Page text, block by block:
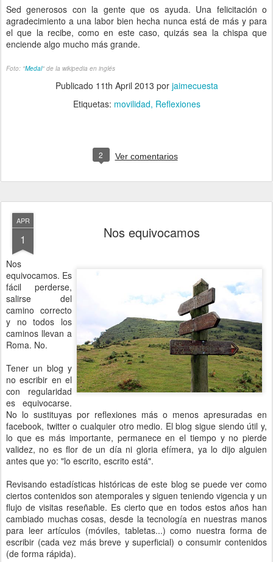
Sed generosos con la gente que os ayuda. Una felicitación o
agradecimiento a una labor bien hecha nunca está de más y para
el que la recibe, como en este caso, quizás sea la chispa que
enciende algo mucho más grande.
Foto: "Medal" de la wikipedia en inglés
Publicado 11th April 2013 por jaimecuesta
Etiquetas: movilidad Reflexiones
2 Ver comentarios
APR
1 Nos equivocamos
Nos
equivocamos. Es
fácil perderse,
salirse del
camino correcto
y no todos los
caminos llevan a
Roma. No.
Tener un blog y
no escribir en el
con regularidad
es equivocarse.
No lo sustituyas por reflexiones más o menos apresuradas en
facebook, twitter o cualquier otro medio. El blog sigue siendo útil y,
lo que es más importante, permanece en el tiempo y no pierde
validez, no es flor de un día ni gloria efímera, ya lo dijo alguien
antes que yo: "lo escrito, escrito está".
Revisando estadísticas históricas de este blog se puede ver como
ciertos contenidos son atemporales y siguen teniendo vigencia y un
flujo de visitas reseñable. Es cierto que en todos estos años han
cambiado muchas cosas, desde la tecnología en nuestras manos
para leer artículos (móviles, tabletas...) como nuestra forma de
escribir (cada vez más breve y superficial) o consumir contenidos
(de forma rápida).